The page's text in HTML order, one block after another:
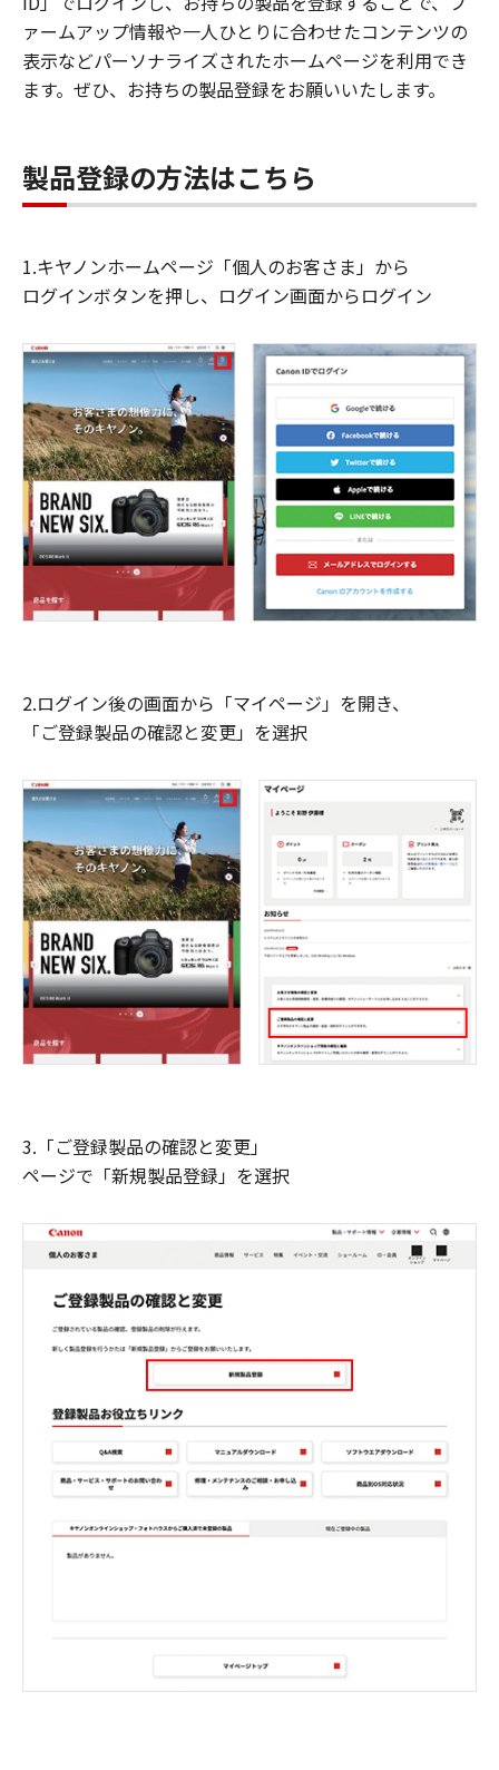
ァームアップ情報や一人ひとりに合わせたコンテンツの
表示などパーソナライズされたホームページを利用でき
ます。ぜひ、お持ちの製品登録をお願いいたします。
製品登録の方法はこちら
1.キヤノンホームページ「個人のお客さま」から
ログインボタンを押し、ログイン画面からログイン
2.ログイン後の画面から「マイページ」を開き、
「ご登録製品の確認と変更」を選択
3.「ご登録製品の確認と変更」
ページで「新規製品登録」を選択